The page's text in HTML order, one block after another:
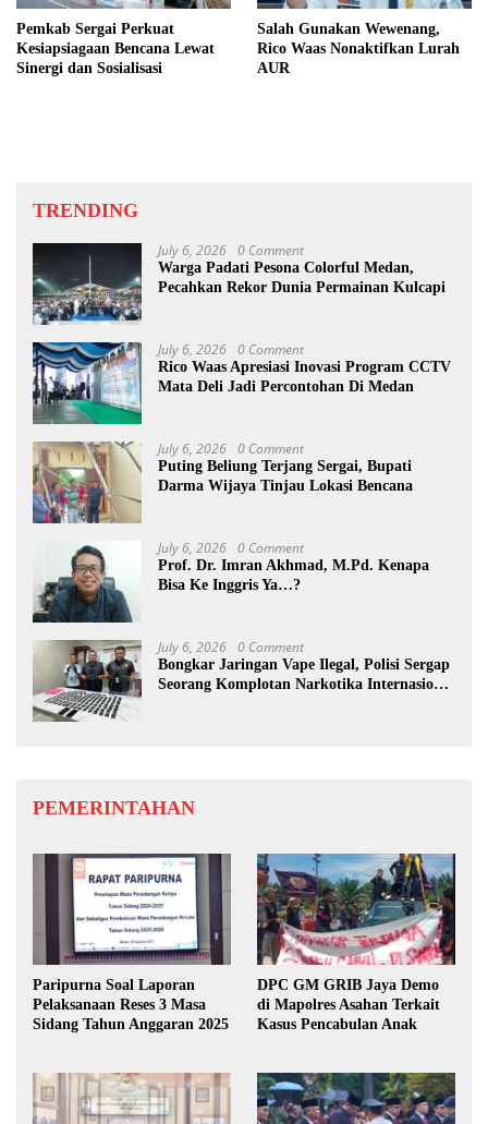
Pemkab Sergai Perkuat
Kesiapsiagaan Bencana Lewat
Sinergi dan Sosialisasi
Salah Gunakan Wewenang,
Rico Waas Nonaktifkan Lurah
AUR
TRENDING
July 6, 2026 0 Comment
Warga Padati Pesona Colorful Medan,
Pecahkan Rekor Dunia Permainan Kulcapi
July 6, 2026 0 Comment
Rico Waas Apresiasi Inovasi Program CCTV
Mata Deli Jadi Percontohan Di Medan
July 6, 2026 0 Comment
Puting Beliung Terjang Sergai, Bupati
Darma Wijaya Tinjau Lokasi Bencana
July 6, 2026 0 Comment
Prof. Dr. Imran Akhmad, M.Pd. Kenapa
Bisa Ke Inggris Ya…?
July 6, 2026 0 Comment
Bongkar Jaringan Vape Ilegal, Polisi Sergap
Seorang Komplotan Narkotika Internasional
PEMERINTAHAN
Paripurna Soal Laporan
Pelaksanaan Reses 3 Masa
Sidang Tahun Anggaran 2025
DPC GM GRIB Jaya Demo
di Mapolres Asahan Terkait
Kasus Pencabulan Anak